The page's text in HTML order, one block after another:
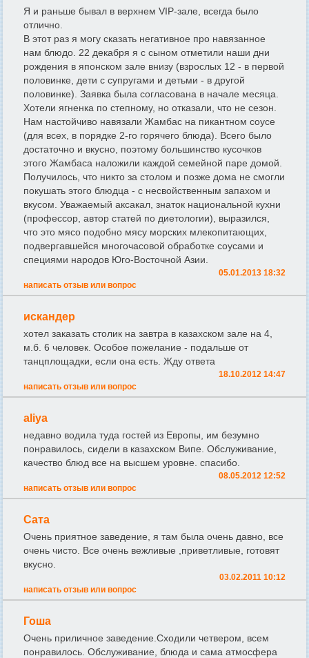
Я и раньше бывал в верхнем VIP-зале, всегда было
отлично.
В этот раз я могу сказать негативное про навязанное
нам блюдо. 22 декабря я с сыном отметили наши дни
рождения в японском зале внизу (взрослых 12 - в первой
половинке, дети с супругами и детьми - в другой
половинке). Заявка была согласована в начале месяца.
Хотели ягненка по степному, но отказали, что не сезон.
Нам настойчиво навязали Жамбас на пикантном соусе
(для всех, в порядке 2-го горячего блюда). Всего было
достаточно и вкусно, поэтому большинство кусочков
этого Жамбаса наложили каждой семейной паре домой.
Получилось, что никто за столом и позже дома не смогли
покушать этого блюдца - с несвойственным запахом и
вкусом. Уважаемый аксакал, знаток национальной кухни
(профессор, автор статей по диетологии), выразился,
что это мясо подобно мясу морских млекопитающих,
подвергавшейся многочасовой обработке соусами и
специями народов Юго-Восточной Азии.
05.01.2013 18:32
написать отзыв или вопрос
искандер
хотел заказать столик на завтра в казахском зале на 4,
м.б. 6 человек. Особое пожелание - подальше от
танцплощадки, если она есть. Жду ответа
18.10.2012 14:47
написать отзыв или вопрос
aliya
недавно водила туда гостей из Европы, им безумно
понравилось, сидели в казахском Випе. Обслуживание,
качество блюд все на высшем уровне. спасибо.
08.05.2012 12:52
написать отзыв или вопрос
Сата
Очень приятное заведение, я там была очень давно, все
очень чисто. Все очень вежливые ,приветливые, готовят
вкусно.
03.02.2011 10:12
написать отзыв или вопрос
Гоша
Очень приличное заведение.Сходили четвером, всем
понравилось. Обслуживание, блюда и сама атмосфера